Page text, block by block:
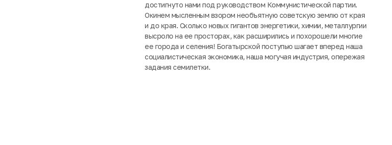
достигнуто нами под руководством Коммунистической партии.
Окинем мысленным взором необъятную советскую землю от края
и до края. Сколько новых гигантов энергетики, химии, металлургии
высроло на ее просторах, как расширились и похорошели многие
ее города и селения! Богатырской поступью шагает вперед наша
социалистическая экономика, наша могучая индустрия, опережая
задания семилетки.